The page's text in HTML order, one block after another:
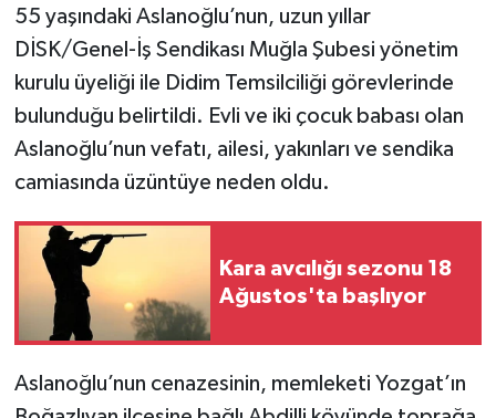
55 yaşındaki Aslanoğlu’nun, uzun yıllar
DİSK/Genel-İş Sendikası Muğla Şubesi yönetim
kurulu üyeliği ile Didim Temsilciliği görevlerinde
bulunduğu belirtildi. Evli ve iki çocuk babası olan
Aslanoğlu’nun vefatı, ailesi, yakınları ve sendika
camiasında üzüntüye neden oldu.
Kara avcılığı sezonu 18
Ağustos'ta başlıyor
Aslanoğlu’nun cenazesinin, memleketi Yozgat’ın